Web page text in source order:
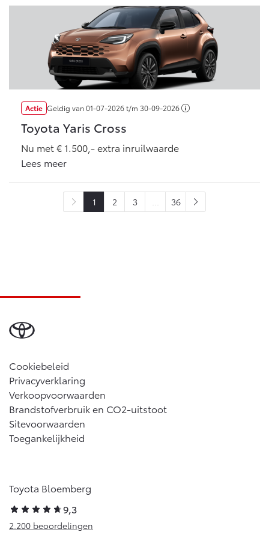
Actie Geldig van01-07-2026t/m 30-09-2026
Toyota Yaris Cross
Nu met € 1.500,- extra inruilwaarde
Lees meer
1 2 3 ... 36
Cookiebeleid
Privacyverklaring
Verkoopvoorwaarden
Brandstofverbruik en CO2-uitstoot
Sitevoorwaarden
Toegankelijkheid
Toyota Bloemberg
9,3
2.200 beoordelingen